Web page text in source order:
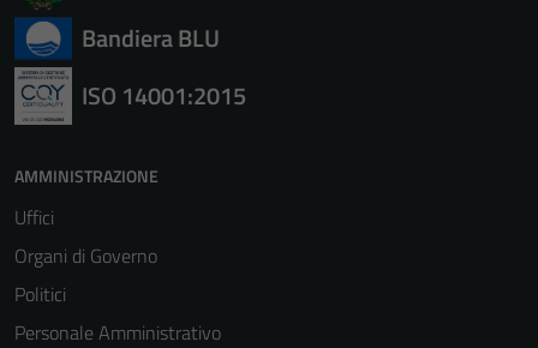
Bandiera BLU
ISO 14001:2015
AMMINISTRAZIONE
Uffici
Organi di Governo
Politici
Personale Amministrativo